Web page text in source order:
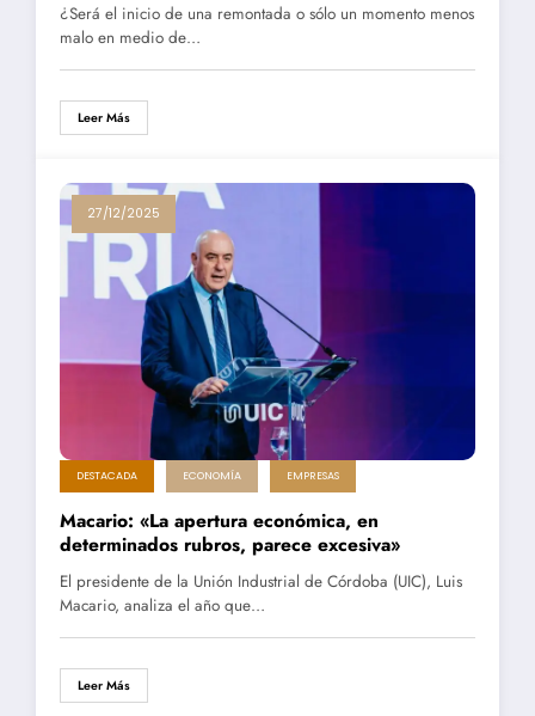
¿Será el inicio de una remontada o sólo un momento menos
malo en medio de…
Leer Más
27/12/2025
DESTACADA ECONOMÍA EMPRESAS
Macario: «La apertura económica, en
determinados rubros, parece excesiva»
El presidente de la Unión Industrial de Córdoba (UIC), Luis
Macario, analiza el año que…
Leer Más